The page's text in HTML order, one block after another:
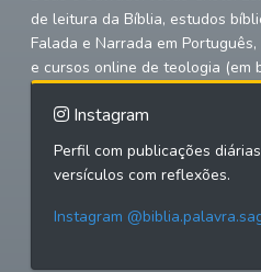
de leitura da Bíblia, estudos
Falada e Narrada em
e cursos online de teologia (em
Instagram
Perfil com publicações
versículos com reflexões.
Instagram